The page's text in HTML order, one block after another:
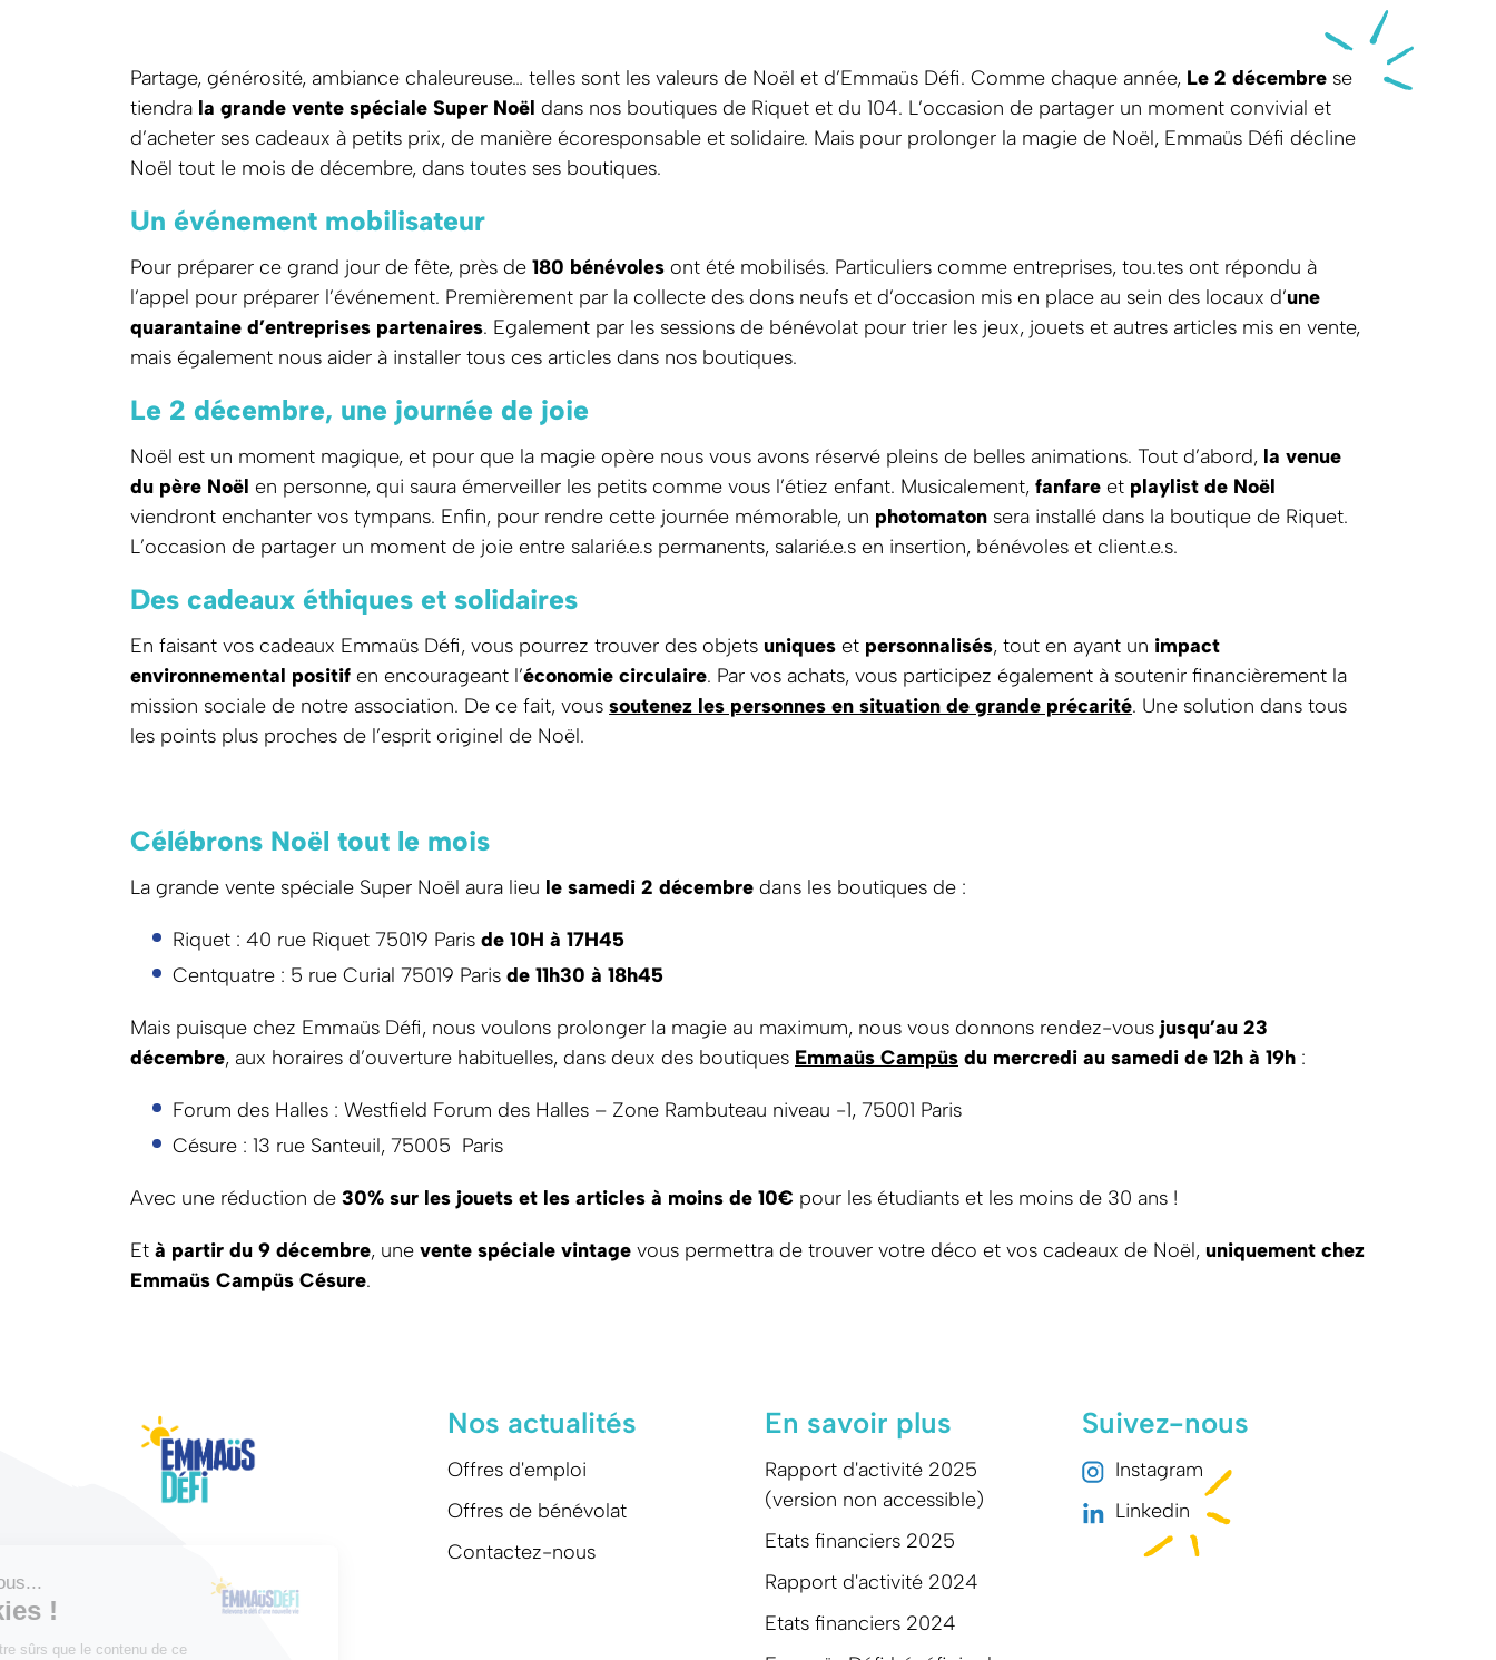
Partage, générosité, ambiance chaleureuse… telles sont les valeurs de Noël et d’Emmaüs Défi. Comme chaque année, Le 2 décembre se
tiendra la grande vente spéciale Super Noël dans nos boutiques de Riquet et du 104. L’occasion de partager un moment convivial et
d’acheter ses cadeaux à petits prix, de manière écoresponsable et solidaire. Mais pour prolonger la magie de Noël, Emmaüs Défi décline
Noël tout le mois de décembre, dans toutes ses boutiques.
Un événement mobilisateur
Pour préparer ce grand jour de fête, près de 180 bénévoles ont été mobilisés. Particuliers comme entreprises, tou.tes ont répondu à
l’appel pour préparer l’événement. Premièrement par la collecte des dons neufs et d’occasion mis en place au sein des locaux d’une
quarantaine d’entreprises partenaires. Egalement par les sessions de bénévolat pour trier les jeux, jouets et autres articles mis en vente,
mais également nous aider à installer tous ces articles dans nos boutiques.
Le 2 décembre, une journée de joie
Noël est un moment magique, et pour que la magie opère nous vous avons réservé pleins de belles animations. Tout d’abord, la venue
du père Noël en personne, qui saura émerveiller les petits comme vous l’étiez enfant. Musicalement, fanfare et playlist de Noël
viendront enchanter vos tympans. Enfin, pour rendre cette journée mémorable, un photomaton sera installé dans la boutique de Riquet.
L’occasion de partager un moment de joie entre salarié.e.s permanents, salarié.e.s en insertion, bénévoles et client.e.s.
Des cadeaux éthiques et solidaires
En faisant vos cadeaux Emmaüs Défi, vous pourrez trouver des objets uniques et personnalisés, tout en ayant un impact
environnemental positif en encourageant l’économie circulaire. Par vos achats, vous participez également à soutenir financièrement la
mission sociale de notre association. De ce fait, vous soutenez les personnes en situation de grande précarité. Une solution dans tous
les points plus proches de l’esprit originel de Noël.
Célébrons Noël tout le mois
La grande vente spéciale Super Noël aura lieu le samedi 2 décembre dans les boutiques de :
Riquet : 40 rue Riquet 75019 Paris de 10H à 17H45
Centquatre : 5 rue Curial 75019 Paris de 11h30 à 18h45
Mais puisque chez Emmaüs Défi, nous voulons prolonger la magie au maximum, nous vous donnons rendez-vous jusqu’au 23
décembre, aux horaires d’ouverture habituelles, dans deux des boutiques Emmaüs Campüs du mercredi au samedi de 12h à 19h :
Forum des Halles : Westfield Forum des Halles – Zone Rambuteau niveau -1, 75001 Paris
Césure : 13 rue Santeuil, 75005 Paris
Avec une réduction de 30% sur les jouets et les articles à moins de 10€ pour les étudiants et les moins de 30 ans !
Et à partir du 9 décembre, une vente spéciale vintage vous permettra de trouver votre déco et vos cadeaux de Noël, uniquement chez
Emmaüs Campüs Césure.
Nos actualités
Offres d'emploi
Offres de bénévolat
Contactez-nous
En savoir plus
Rapport d'activité 2025
(version non accessible)
Etats financiers 2025
Rapport d'activité 2024
Etats financiers 2024
Suivez-nous
Instagram
Linkedin